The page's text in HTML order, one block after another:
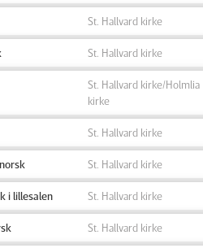
St. Hallvard kirke
St. Hallvard kirke
St. Hallvard kirke/Holmlia
kirke
St. Hallvard kirke
St. Hallvard kirke
i lillesalen St. Hallvard kirke
St. Hallvard kirke